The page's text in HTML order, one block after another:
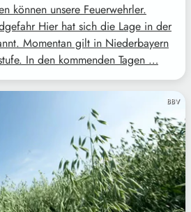
können unsere Feuerwehrler.
Hier hat sich die Lage in der
Momentan gilt in Niederbayern
In den kommenden Tagen …
BBV